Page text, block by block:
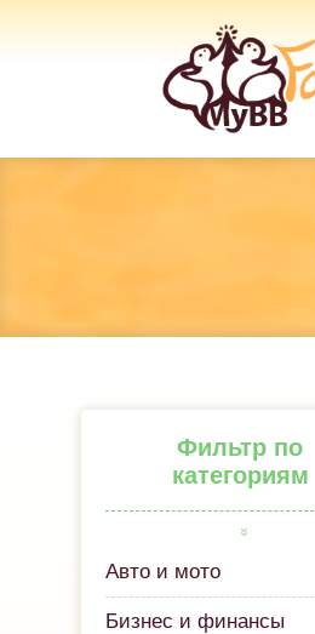
Фильтр по
категориям
Авто и мото
Бизнес и финансы